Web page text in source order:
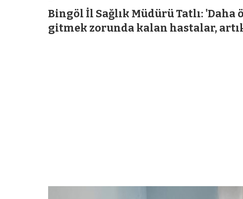
Bingöl İl Sağlık Müdürü Tatlı:
gitmek zorunda kalan hastalar,